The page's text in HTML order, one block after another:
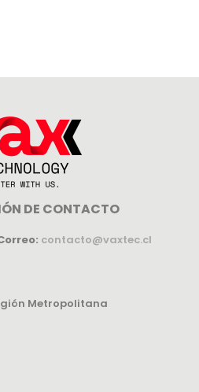
DE CONTACTO
contacto@vaxtec.cl
Metropolitana